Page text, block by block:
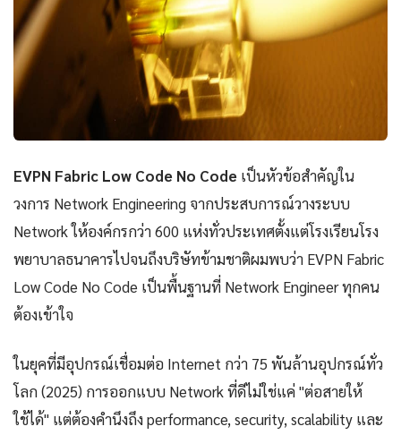
EVPN Fabric Low Code No Code เป็นหัวข้อสำคัญใน
วงการ Network Engineering จากประสบการณ์วางระบบ
Network ให้องค์กรกว่า 600 แห่งทั่วประเทศตั้งแต่โรงเรียนโรง
พยาบาลธนาคารไปจนถึงบริษัทข้ามชาติผมพบว่า EVPN Fabric
Low Code No Code เป็นพื้นฐานที่ Network Engineer ทุกคน
ต้องเข้าใจ
ในยุคที่มีอุปกรณ์เชื่อมต่อ Internet กว่า 75 พันล้านอุปกรณ์ทั่ว
โลก (2025) การออกแบบ Network ที่ดีไม่ใช่แค่ "ต่อสายให้
ใช้ได้" แต่ต้องคำนึงถึง performance, security, scalability และ